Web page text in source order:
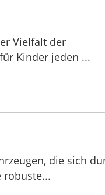
Vielfalt der
Kinder jeden ...
die sich
robuste...